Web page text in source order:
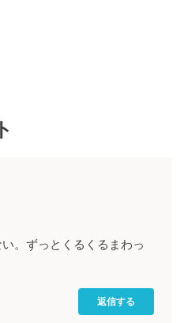
。ずっとくるくるまわっ
返信する